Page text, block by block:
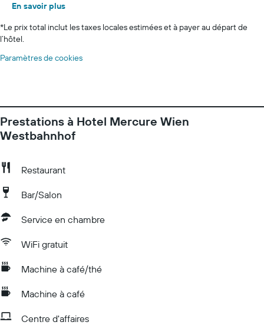
En savoir plus
*Le prix total inclut les taxes locales estimées et à payer au départ de
l’hôtel.
Paramètres de cookies
Prestations à Hotel Mercure Wien
Westbahnhof
Restaurant
Bar/Salon
Service en chambre
WiFi gratuit
Machine à café/thé
Machine à café
Centre d'affaires